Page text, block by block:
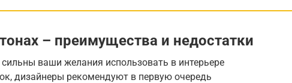
– преимущества и недостатки
ваши желания использовать в интерьере
дизайнеры рекомендуют в первую очередь